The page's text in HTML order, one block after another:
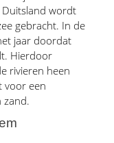
Duitsland wordt
gebracht. In de
jaar doordat
Hierdoor
rivieren heen
voor een
zand.